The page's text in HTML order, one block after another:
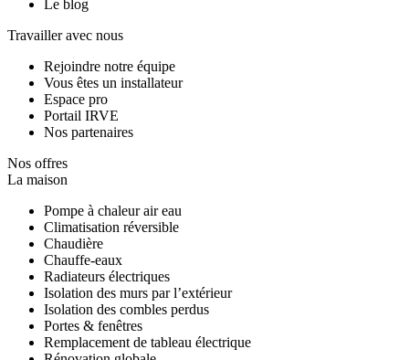
Le blog
Travailler avec nous
Rejoindre notre équipe
Vous êtes un installateur
Espace pro
Portail IRVE
Nos partenaires
Nos offres
La maison
Pompe à chaleur air eau
Climatisation réversible
Chaudière
Chauffe-eaux
Radiateurs électriques
Isolation des murs par l’extérieur
Isolation des combles perdus
Portes & fenêtres
Remplacement de tableau électrique